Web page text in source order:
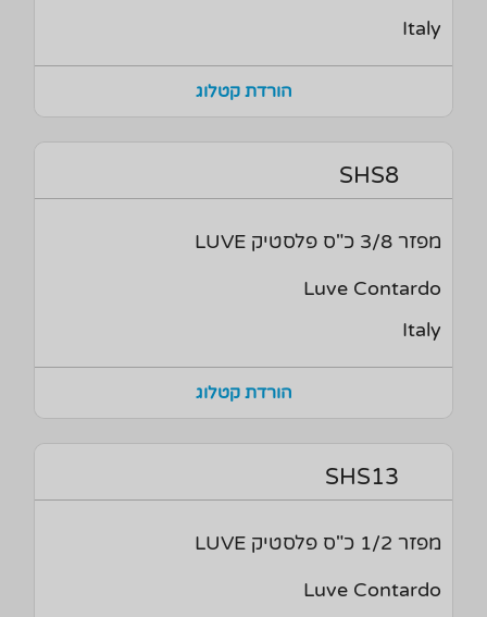
Italy
הורדת קטלוג
SHS8
מפזר 3/8 כ"ס פלסטיק LUVE
Luve Contardo
Italy
הורדת קטלוג
SHS13
מפזר 1/2 כ"ס פלסטיק LUVE
Luve Contardo